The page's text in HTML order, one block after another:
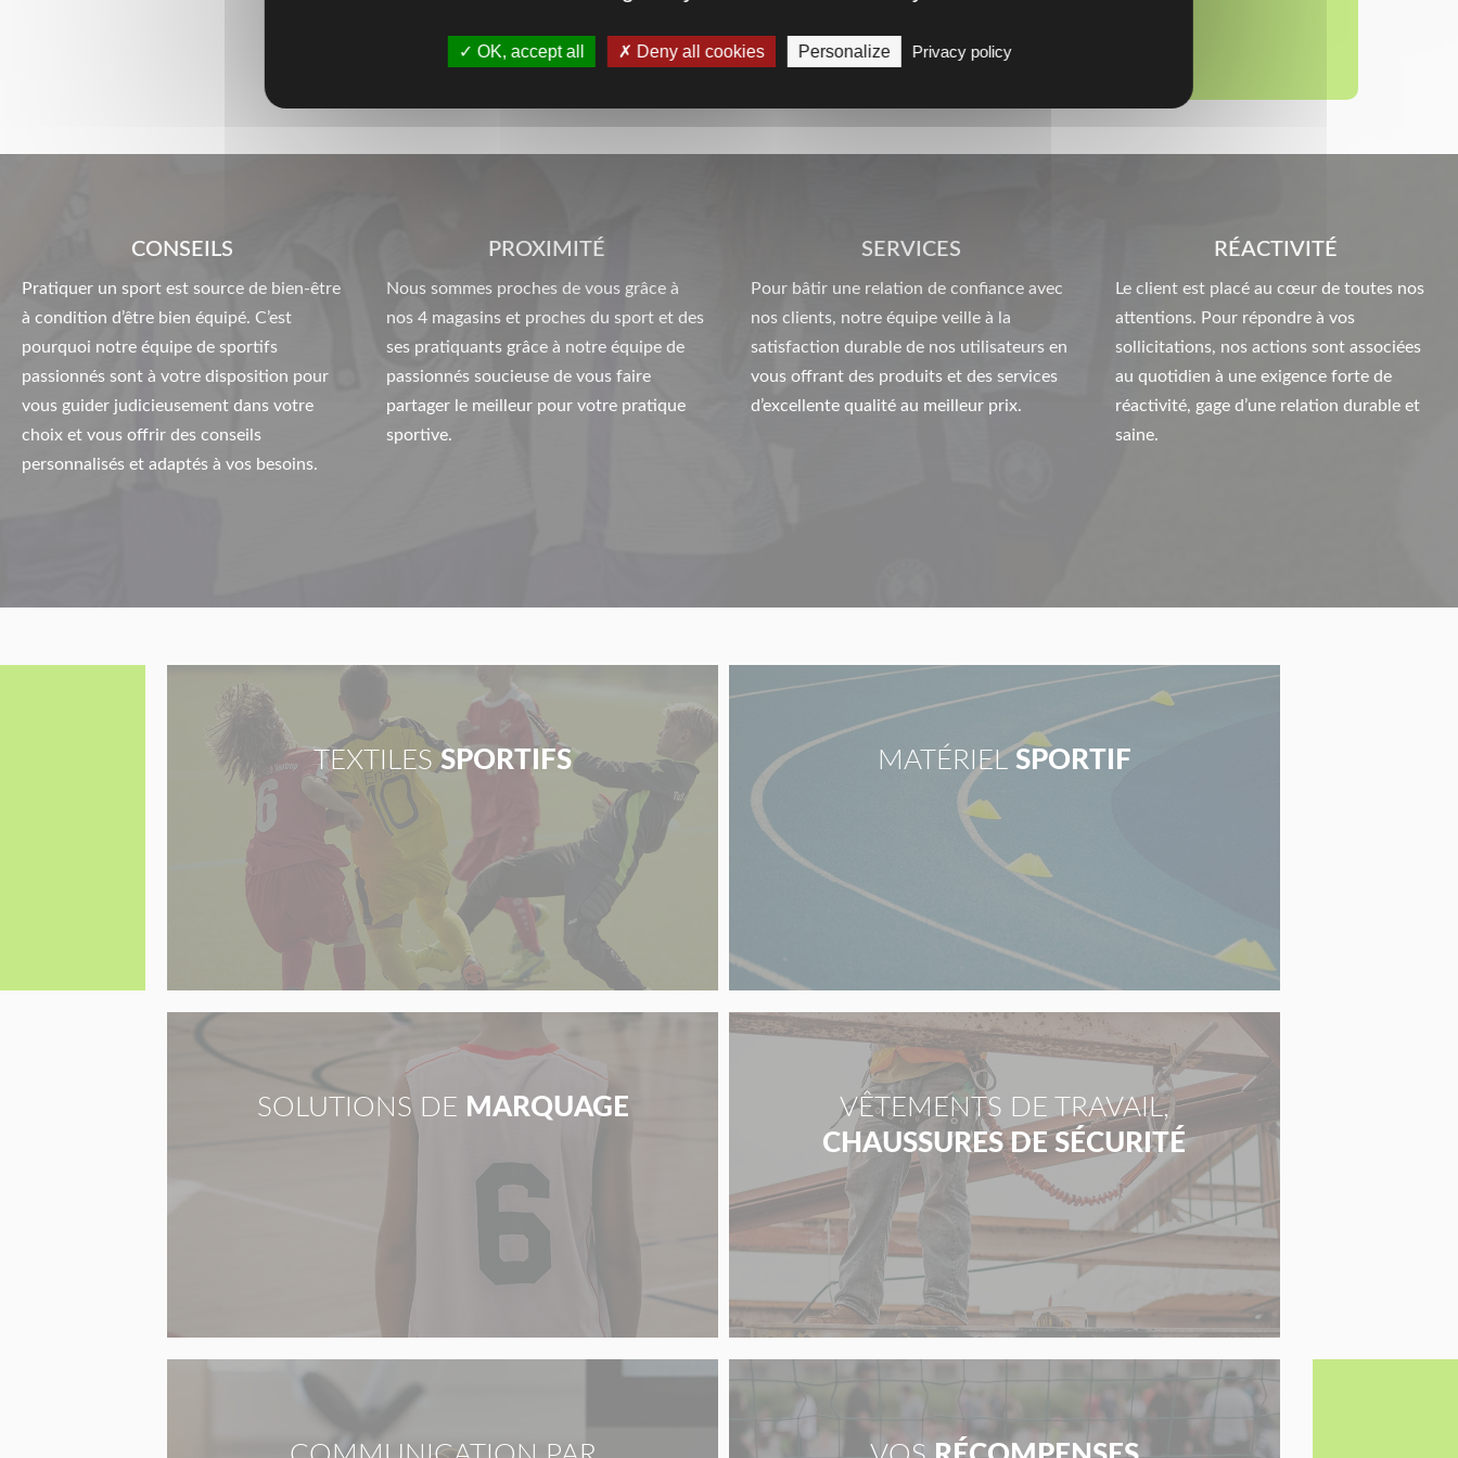
CONSEILS
Pratiquer un sport est source de bien-être
à condition d’être bien équipé. C’est
pourquoi notre équipe de sportifs
passionnés sont à votre disposition pour
vous guider judicieusement dans votre
choix et vous offrir des conseils
personnalisés et adaptés à vos besoins.
PROXIMITÉ
Nous sommes proches de vous grâce à
nos 4 magasins et proches du sport et des
ses pratiquants grâce à notre équipe de
passionnés soucieuse de vous faire
partager le meilleur pour votre pratique
sportive.
SERVICES
Pour bâtir une relation de confiance avec
nos clients, notre équipe veille à la
satisfaction durable de nos utilisateurs en
vous offrant des produits et des services
d’excellente qualité au meilleur prix.
RÉACTIVITÉ
Le client est placé au cœur de toutes nos
attentions. Pour répondre à vos
sollicitations, nos actions sont associées
au quotidien à une exigence forte de
réactivité, gage d’une relation durable et
saine.
TEXTILES SPORTIFS MATÉRIEL SPORTIF
SOLUTIONS DE MARQUAGE
VÊTEMENTS DE TRAVAIL,
CHAUSSURES DE SÉCURITÉ
OK, accept all Deny all cookies Personalize Privacy policy